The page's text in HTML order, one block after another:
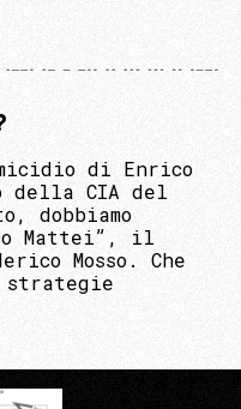
di Enrico
della CIA del
dobbiamo
Mattei”, il
Mosso. Che